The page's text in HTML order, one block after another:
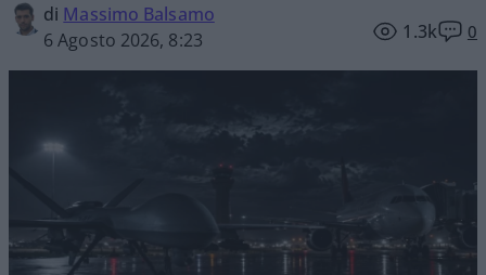
di Massimo Balsamo
6 Agosto 2026, 8:23
1.3k 0